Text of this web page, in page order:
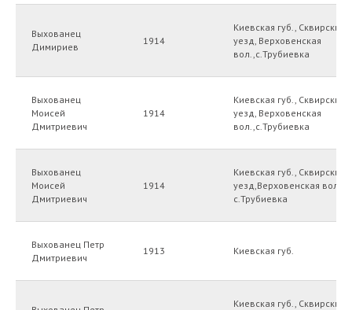
Выхованец
Димириев
1914
Киевская губ., Сквирский
уезд, Верховенская
вол.,с.Трубиевка
Выхованец
Моисей
Дмитриевич
1914
Киевская губ., Сквирский
уезд, Верховенская
вол.,с.Трубиевка
Выхованец
Моисей
Дмитриевич
1914
Киевская губ., Сквирский
уезд,Верховенская вол.,
с.Трубиевка
Выхованец Петр
Дмитриевич
1913 Киевская губ.
Киевская губ., Сквирский